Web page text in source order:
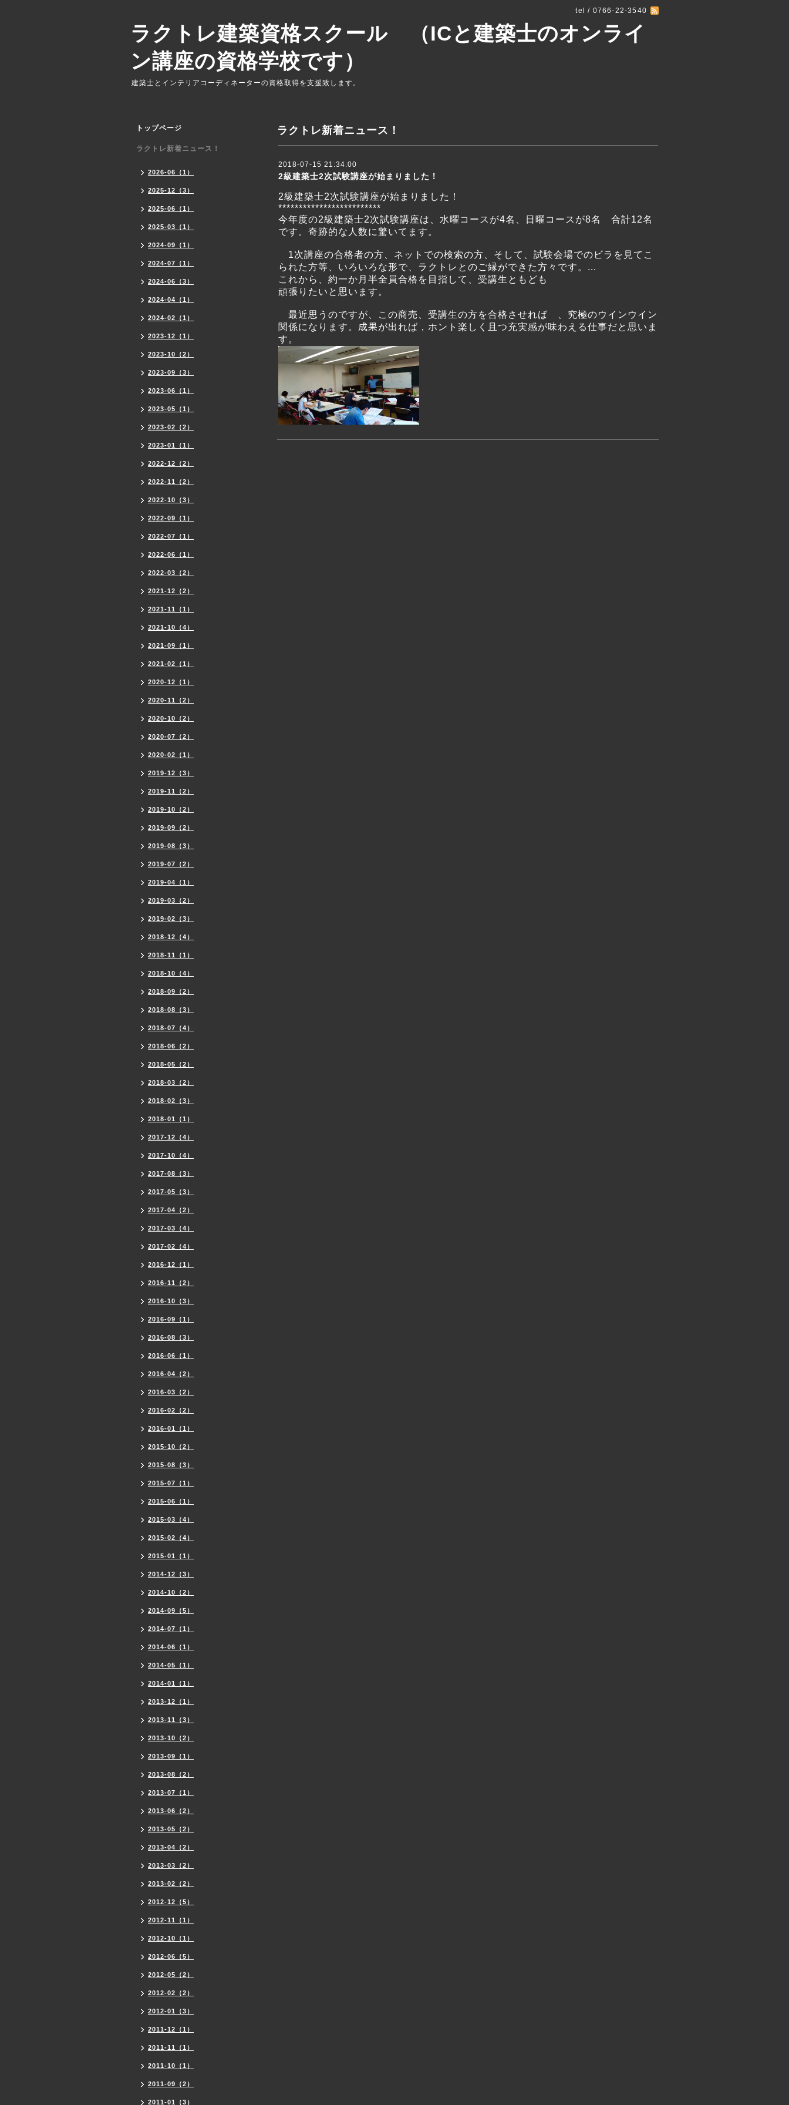
tel / 0766-22-3540
ラクトレ建築資格スクール （ICと建築士のオンライ
ン講座の資格学校です）
建築士とインテリアコーディネーターの資格取得を支援致します。
ラクトレ新着ニュース！
2018-07-15 21:34:00
2級建築士2次試験講座が始まりました！
2級建築士2次試験講座が始まりました！
*************************
今年度の2級建築士2次試験講座は、水曜コースが4名、日曜コースが8名 合計12名
です。奇跡的な人数に驚いてます。
1次講座の合格者の方、ネットでの検索の方、そして、試験会場でのビラを見てこ
られた方等、いろいろな形で、ラクトレとのご縁ができた方々です。 ...
これから、約一か月半全員合格を目指して、受講生ともども
頑張りたいと思います。
最近思うのですが、この商売、受講生の方を合格させれば 、究極のウインウイン
関係になります。成果が出れば，ホント楽しく且つ充実感が味わえる仕事だと思いま
す。
トップページ
ラクトレ新着ニュース！
2026-06（1）
2025-12（3）
2025-06（1）
2025-03（1）
2024-09（1）
2024-07（1）
2024-06（3）
2024-04（1）
2024-02（1）
2023-12（1）
2023-10（2）
2023-09（3）
2023-06（1）
2023-05（1）
2023-02（2）
2023-01（1）
2022-12（2）
2022-11（2）
2022-10（3）
2022-09（1）
2022-07（1）
2022-06（1）
2022-03（2）
2021-12（2）
2021-11（1）
2021-10（4）
2021-09（1）
2021-02（1）
2020-12（1）
2020-11（2）
2020-10（2）
2020-07（2）
2020-02（1）
2019-12（3）
2019-11（2）
2019-10（2）
2019-09（2）
2019-08（3）
2019-07（2）
2019-04（1）
2019-03（2）
2019-02（3）
2018-12（4）
2018-11（1）
2018-10（4）
2018-09（2）
2018-08（3）
2018-07（4）
2018-06（2）
2018-05（2）
2018-03（2）
2018-02（3）
2018-01（1）
2017-12（4）
2017-10（4）
2017-08（3）
2017-05（3）
2017-04（2）
2017-03（4）
2017-02（4）
2016-12（1）
2016-11（2）
2016-10（3）
2016-09（1）
2016-08（3）
2016-06（1）
2016-04（2）
2016-03（2）
2016-02（2）
2016-01（1）
2015-10（2）
2015-08（3）
2015-07（1）
2015-06（1）
2015-03（4）
2015-02（4）
2015-01（1）
2014-12（3）
2014-10（2）
2014-09（5）
2014-07（1）
2014-06（1）
2014-05（1）
2014-01（1）
2013-12（1）
2013-11（3）
2013-10（2）
2013-09（1）
2013-08（2）
2013-07（1）
2013-06（2）
2013-05（2）
2013-04（2）
2013-03（2）
2013-02（2）
2012-12（5）
2012-11（1）
2012-10（1）
2012-06（5）
2012-05（2）
2012-02（2）
2012-01（3）
2011-12（1）
2011-11（1）
2011-10（1）
2011-09（2）
2011-01（3）